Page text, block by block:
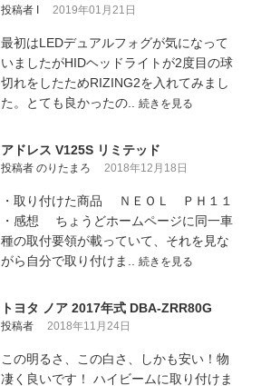
投稿者 I 2019年01月21日
最初はLEDデュアルフォグが気になって
いましたがHIDヘッドライトが2度目の球
切れをしたためRIZING2を入れてみまし
た。とても良かったの.. 続きを見る
アドレス V125S リミテッド
投稿者 のりたまろ 2018年12月18日
・取り付けた商品 ＮＥＯＬ ＰＨ１１
・感想 ちょうどホームページに同一車
種の取付要領が載っていて、それを見な
がら自分で取り付けま.. 続きを見る
トヨタ ノア 2017年式 DBA-ZRR80G
投稿者 2018年11月24日
この明るさ、この白さ、しかも安い！物
凄く良いです！ ハイビームに取り付けま